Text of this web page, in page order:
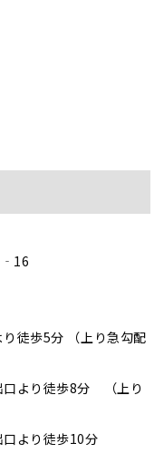
徒歩5分 （上り急勾配
より徒歩8分 （上り
より徒歩10分